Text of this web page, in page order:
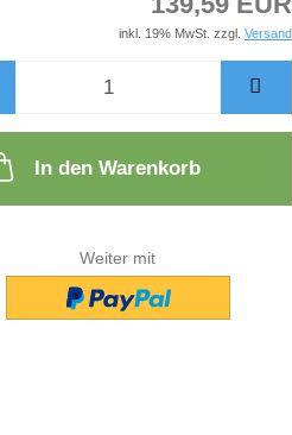
inkl. 19% MwSt. zzgl. Versand
In den Warenkorb
Weiter mit